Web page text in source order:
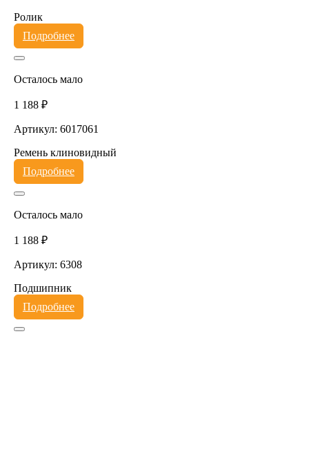
Ролик
Подробнее
Осталось мало
1 188 ₽
Артикул: 6017061
Ремень клиновидный
Подробнее
Осталось мало
1 188 ₽
Артикул: 6308
Подшипник
Подробнее